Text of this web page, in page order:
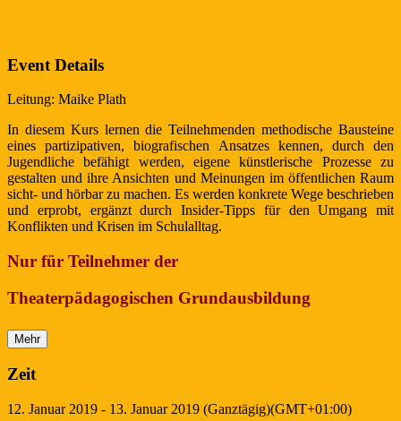
Event Details
Leitung: Maike Plath
In diesem Kurs lernen die Teilnehmenden methodische Bausteine
eines partizipativen, biografischen Ansatzes kennen, durch den
Jugendliche befähigt werden, eigene künstlerische Prozesse zu
gestalten und ihre Ansichten und Meinungen im öffentlichen Raum
sicht- und hörbar zu machen. Es werden konkrete Wege beschrieben
und erprobt, ergänzt durch Insider-Tipps für den Umgang mit
Konflikten und Krisen im Schulalltag.
Nur für Teilnehmer der
Theaterpädagogischen Grundausbildung
Mehr
Zeit
12. Januar 2019 - 13. Januar 2019 (Ganztägig)(GMT+01:00)